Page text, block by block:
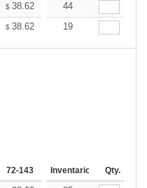
$ 38.62 37.37
44
$ 38.62 37.37
19
72-143 144-287 288 +
Inventario Qty.